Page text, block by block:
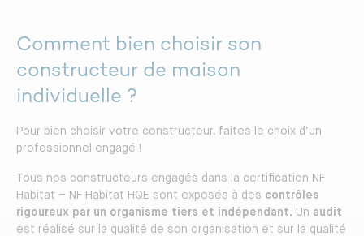
Comment bien choisir son
constructeur de maison
individuelle ?
Pour bien choisir votre constructeur, faites le choix d’un
professionnel engagé !
Tous nos constructeurs engagés dans la certification NF
Habitat – NF Habitat HQE sont exposés à des contrôles
rigoureux par un organisme tiers et indépendant. Un audit
est réalisé sur la qualité de son organisation et sur la qualité